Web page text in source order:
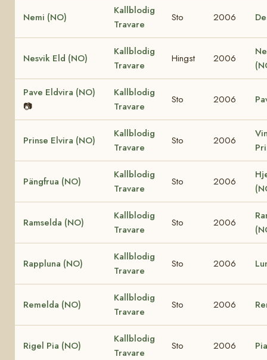
Nemi (NO)
Kallblodig
Travare
Sto 2006
Nesvik Eld (NO)
Kallblodig
Travare
Hingst 2006
Pave Eldvira (NO)
📷
Kallblodig
Travare
Sto 2006
Prinse Elvira (NO)
Kallblodig
Travare
Sto 2006
Pängfrua (NO)
Kallblodig
Travare
Sto 2006
Ramselda (NO)
Kallblodig
Travare
Sto 2006
Rappluna (NO)
Kallblodig
Travare
Sto 2006
Remelda (NO)
Kallblodig
Travare
Sto 2006
Rigel Pia (NO)
Kallblodig
Travare
Sto 2006